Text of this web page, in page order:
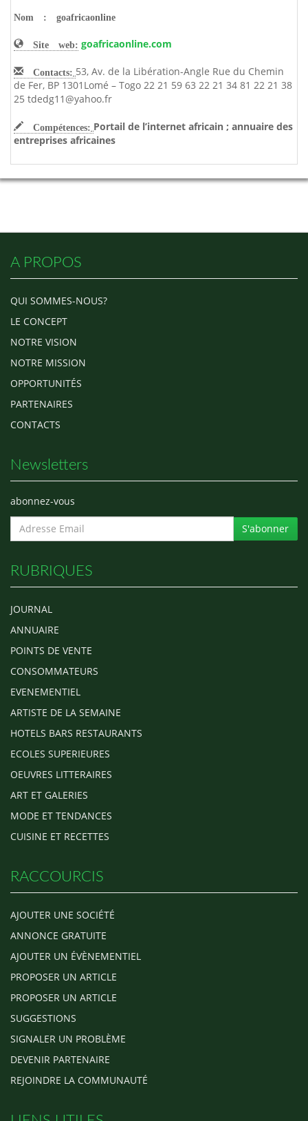
Nom : goafricaonline
Site web: goafricaonline.com
Contacts: 53, Av. de la Libération-Angle Rue du Chemin
de Fer, BP 1301Lomé – Togo 22 21 59 63 22 21 34 81 22 21 38
25 tdedg11@yahoo.fr
Compétences: Portail de l’internet africain ; annuaire des
entreprises africaines
A PROPOS
QUI SOMMES-NOUS?
LE CONCEPT
NOTRE VISION
NOTRE MISSION
OPPORTUNITÉS
PARTENAIRES
CONTACTS
Newsletters
abonnez-vous
S'abonner
RUBRIQUES
JOURNAL
ANNUAIRE
POINTS DE VENTE
CONSOMMATEURS
EVENEMENTIEL
ARTISTE DE LA SEMAINE
HOTELS BARS RESTAURANTS
ECOLES SUPERIEURES
OEUVRES LITTERAIRES
ART ET GALERIES
MODE ET TENDANCES
CUISINE ET RECETTES
RACCOURCIS
AJOUTER UNE SOCIÉTÉ
ANNONCE GRATUITE
AJOUTER UN ÉVÈNEMENTIEL
PROPOSER UN ARTICLE
PROPOSER UN ARTICLE
SUGGESTIONS
SIGNALER UN PROBLÈME
DEVENIR PARTENAIRE
REJOINDRE LA COMMUNAUTÉ